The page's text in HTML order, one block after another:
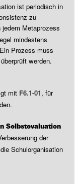
ist periodisch in
zu
jedem Metaprozess
mindestens
Prozess muss
werden.
mit F6.1-01, für
Selbstevaluation
der
Schulorganisation